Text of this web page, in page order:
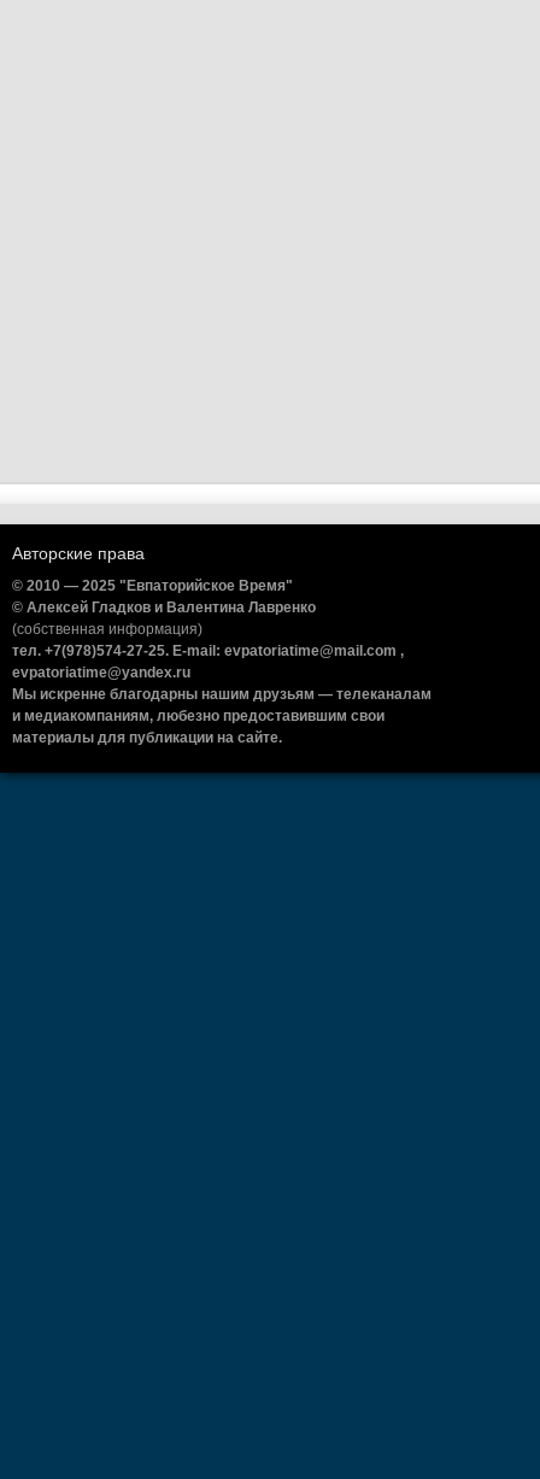
Авторские права
© 2010 — 2025 "Евпаторийское Время"
© Алексей Гладков и Валентина Лавренко
(собственная информация)
тел. +7(978)574-27-25. E-mail: evpatoriatime@mail.com ,
evpatoriatime@yandex.ru
Мы искренне благодарны нашим друзьям — телеканалам
и медиакомпаниям, любезно предоставившим свои
материалы для публикации на сайте.